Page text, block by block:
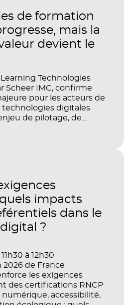
de formation
mais la
devient le
Learning Technologies
Scheer IMC, confirme
pour les acteurs de
technologies digitales
de pilotage, de
preuve de valeur. IA,
comment démontrer
les compétences, la
performance des
quels impacts
dans le
?
à 12h30
2026 de France
les exigences
des certifications RNCP
numérique, accessibilité,